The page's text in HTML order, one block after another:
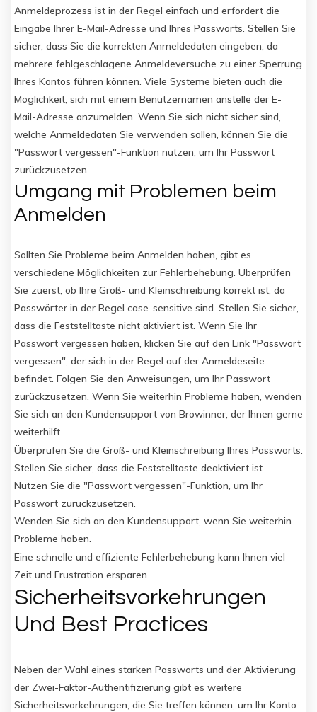
Anmeldeprozess ist in der Regel einfach und erfordert die
Eingabe Ihrer E-Mail-Adresse und Ihres Passworts. Stellen Sie
sicher, dass Sie die korrekten Anmeldedaten eingeben, da
mehrere fehlgeschlagene Anmeldeversuche zu einer Sperrung
Ihres Kontos führen können. Viele Systeme bieten auch die
Möglichkeit, sich mit einem Benutzernamen anstelle der E-
Mail-Adresse anzumelden. Wenn Sie sich nicht sicher sind,
welche Anmeldedaten Sie verwenden sollen, können Sie die
"Passwort vergessen"-Funktion nutzen, um Ihr Passwort
zurückzusetzen.
Umgang mit Problemen beim
Anmelden
Sollten Sie Probleme beim Anmelden haben, gibt es
verschiedene Möglichkeiten zur Fehlerbehebung. Überprüfen
Sie zuerst, ob Ihre Groß- und Kleinschreibung korrekt ist, da
Passwörter in der Regel case-sensitive sind. Stellen Sie sicher,
dass die Feststelltaste nicht aktiviert ist. Wenn Sie Ihr
Passwort vergessen haben, klicken Sie auf den Link "Passwort
vergessen", der sich in der Regel auf der Anmeldeseite
befindet. Folgen Sie den Anweisungen, um Ihr Passwort
zurückzusetzen. Wenn Sie weiterhin Probleme haben, wenden
Sie sich an den Kundensupport von Browinner, der Ihnen gerne
weiterhilft.
Überprüfen Sie die Groß- und Kleinschreibung Ihres Passworts.
Stellen Sie sicher, dass die Feststelltaste deaktiviert ist.
Nutzen Sie die "Passwort vergessen"-Funktion, um Ihr
Passwort zurückzusetzen.
Wenden Sie sich an den Kundensupport, wenn Sie weiterhin
Probleme haben.
Eine schnelle und effiziente Fehlerbehebung kann Ihnen viel
Zeit und Frustration ersparen.
Sicherheitsvorkehrungen
Und Best Practices
Neben der Wahl eines starken Passworts und der Aktivierung
der Zwei-Faktor-Authentifizierung gibt es weitere
Sicherheitsvorkehrungen, die Sie treffen können, um Ihr Konto